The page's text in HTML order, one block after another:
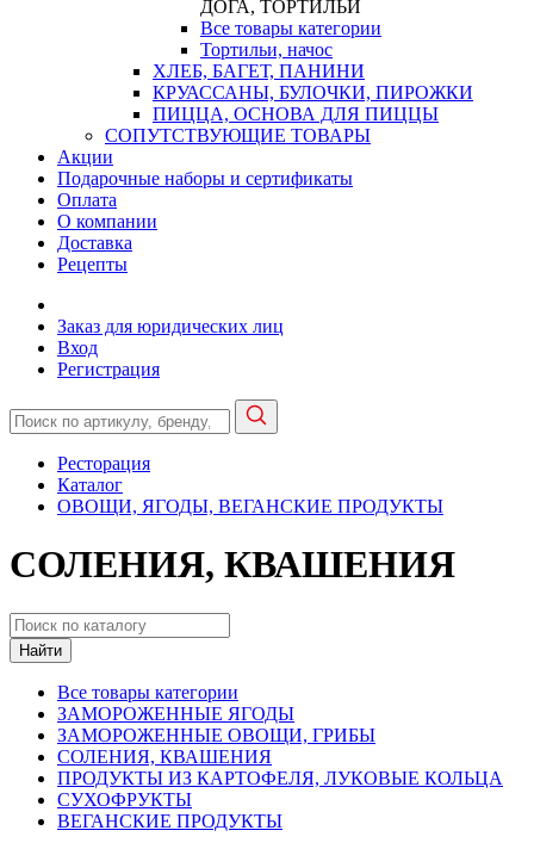
ДОГА, ТОРТИЛЬИ
Все товары категории
Тортильи, начос
ХЛЕБ, БАГЕТ, ПАНИНИ
КРУАССАНЫ, БУЛОЧКИ, ПИРОЖКИ
ПИЦЦА, ОСНОВА ДЛЯ ПИЦЦЫ
СОПУТСТВУЮЩИЕ ТОВАРЫ
Акции
Подарочные наборы и сертификаты
Оплата
О компании
Доставка
Рецепты
Заказ для юридических лиц
Вход
Регистрация
Ресторация
Каталог
ОВОЩИ, ЯГОДЫ, ВЕГАНСКИЕ ПРОДУКТЫ
СОЛЕНИЯ, КВАШЕНИЯ
Найти
Все товары категории
ЗАМОРОЖЕННЫЕ ЯГОДЫ
ЗАМОРОЖЕННЫЕ ОВОЩИ, ГРИБЫ
СОЛЕНИЯ, КВАШЕНИЯ
ПРОДУКТЫ ИЗ КАРТОФЕЛЯ, ЛУКОВЫЕ КОЛЬЦА
СУХОФРУКТЫ
ВЕГАНСКИЕ ПРОДУКТЫ